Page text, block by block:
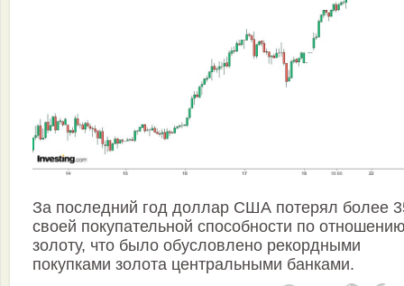
За последний год доллар США потерял более
своей покупательной способности по
золоту, что было обусловлено рекордными
покупками золота центральными банками.